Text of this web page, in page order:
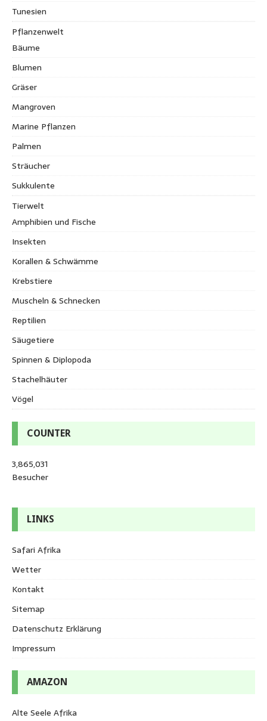
Tunesien
Pflanzenwelt
Bäume
Blumen
Gräser
Mangroven
Marine Pflanzen
Palmen
Sträucher
Sukkulente
Tierwelt
Amphibien und Fische
Insekten
Korallen & Schwämme
Krebstiere
Muscheln & Schnecken
Reptilien
Säugetiere
Spinnen & Diplopoda
Stachelhäuter
Vögel
COUNTER
3,865,031
Besucher
LINKS
Safari Afrika
Wetter
Kontakt
Sitemap
Datenschutz Erklärung
Impressum
AMAZON
Alte Seele Afrika